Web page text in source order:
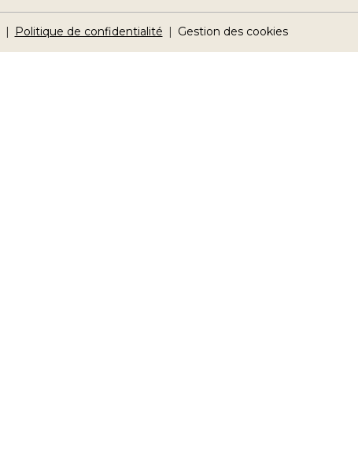
Politique de confidentialité Gestion des cookies